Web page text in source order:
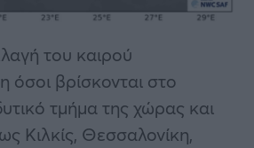
του καιρού
όσοι βρίσκονται στο
τμήμα της χώρας και
Κιλκίς, Θεσσαλονίκη,